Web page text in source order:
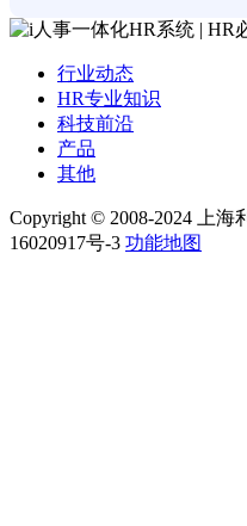
行业动态
HR专业知识
科技前沿
产品
其他
Copyright © 2008-2024 上
16020917号-3 功能地图